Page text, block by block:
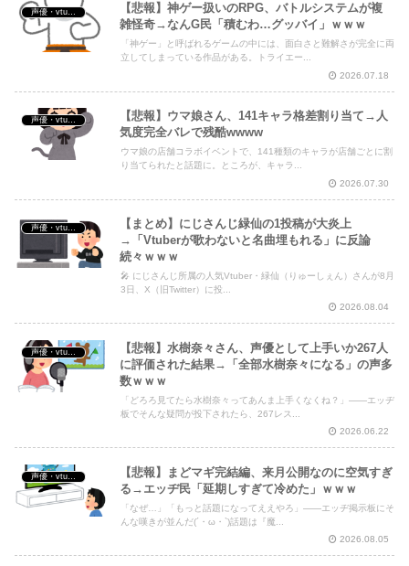
声優・vtuber・アニメ漫画ゲーム
【悲報】神ゲー扱いのRPG、バトルシステムが複
雑怪奇→なんG民「積むわ…グッバイ」ｗｗｗ
「神ゲー」と呼ばれるゲームの中には、面白さと難解さが完全に両
立してしまっている作品がある。トライエー...
2026.07.18
声優・vtuber・アニメ漫画ゲーム
【悲報】ウマ娘さん、141キャラ格差割り当て→人
気度完全バレで残酷wwww
ウマ娘の店舗コラボイベントで、141種類のキャラが店舗ごとに割
り当てられたと話題に。ところが、キャラ...
2026.07.30
声優・vtuber・アニメ漫画ゲーム
【まとめ】にじさんじ緑仙の1投稿が大炎上
→「Vtuberが歌わないと名曲埋もれる」に反論
続々ｗｗｗ
🎤 にじさんじ所属の人気Vtuber・緑仙（りゅーしぇん）さんが8月
3日、X（旧Twitter）に投...
2026.08.04
声優・vtuber・アニメ漫画ゲーム
【悲報】水樹奈々さん、声優として上手いか267人
に評価された結果→「全部水樹奈々になる」の声多
数ｗｗｗ
「どろろ見てたら水樹奈々ってあんま上手くなくね？」——エッヂ
板でそんな疑問が投下されたら、267レス...
2026.06.22
声優・vtuber・アニメ漫画ゲーム
【悲報】まどマギ完結編、来月公開なのに空気すぎ
る→エッヂ民「延期しすぎて冷めた」ｗｗｗ
「なぜ…」「もっと話題になってええやろ」——エッヂ掲示板にそ
んな嘆きが並んだ(´・ω・`)話題は『魔...
2026.08.05